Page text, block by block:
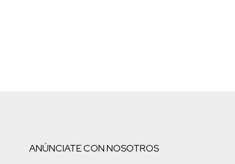
ANÚNCIATE CON NOSOTROS